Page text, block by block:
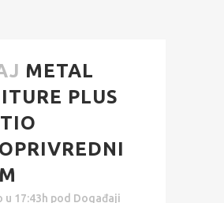
METAL
PLUS
u 17:43h pod Događaji